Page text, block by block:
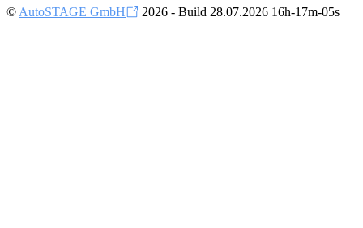
© AutoSTAGE GmbH 2026 - Build 28.07.2026 16h-17m-05s